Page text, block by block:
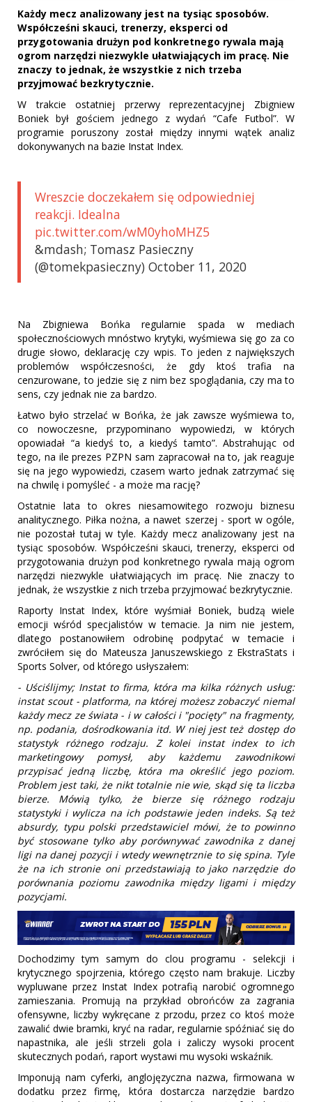
Każdy mecz analizowany jest na tysiąc sposobów.
Współcześni skauci, trenerzy, eksperci od
przygotowania drużyn pod konkretnego rywala mają
ogrom narzędzi niezwykle ułatwiających im pracę. Nie
znaczy to jednak, że wszystkie z nich trzeba
przyjmować bezkrytycznie.
W trakcie ostatniej przerwy reprezentacyjnej Zbigniew
Boniek był gościem jednego z wydań “Cafe Futbol”. W
programie poruszony został między innymi wątek analiz
dokonywanych na bazie Instat Index.
Wreszcie doczekałem się odpowiedniej
reakcji. Idealna
pic.twitter.com/wM0yhoMHZ5
&mdash; Tomasz Pasieczny
(@tomekpasieczny) October 11, 2020
Na Zbigniewa Bońka regularnie spada w mediach
społecznościowych mnóstwo krytyki, wyśmiewa się go za co
drugie słowo, deklarację czy wpis. To jeden z największych
problemów współczesności, że gdy ktoś trafia na
cenzurowane, to jedzie się z nim bez spoglądania, czy ma to
sens, czy jednak nie za bardzo.
Łatwo było strzelać w Bońka, że jak zawsze wyśmiewa to,
co nowoczesne, przypominano wypowiedzi, w których
opowiadał “a kiedyś to, a kiedyś tamto”. Abstrahując od
tego, na ile prezes PZPN sam zapracował na to, jak reaguje
się na jego wypowiedzi, czasem warto jednak zatrzymać się
na chwilę i pomyśleć - a może ma rację?
Ostatnie lata to okres niesamowitego rozwoju biznesu
analitycznego. Piłka nożna, a nawet szerzej - sport w ogóle,
nie pozostał tutaj w tyle. Każdy mecz analizowany jest na
tysiąc sposobów. Współcześni skauci, trenerzy, eksperci od
przygotowania drużyn pod konkretnego rywala mają ogrom
narzędzi niezwykle ułatwiających im pracę. Nie znaczy to
jednak, że wszystkie z nich trzeba przyjmować bezkrytycznie.
Raporty Instat Index, które wyśmiał Boniek, budzą wiele
emocji wśród specjalistów w temacie. Ja nim nie jestem,
dlatego postanowiłem odrobinę podpytać w temacie i
zwróciłem się do Mateusza Januszewskiego z EkstraStats i
Sports Solver, od którego usłyszałem:
- Uściślijmy; Instat to firma, która ma kilka różnych usług:
instat scout - platforma, na której możesz zobaczyć niemal
każdy mecz ze świata - i w całości i "pocięty" na fragmenty,
np. podania, dośrodkowania itd. W niej jest też dostęp do
statystyk różnego rodzaju. Z kolei instat index to ich
marketingowy pomysł, aby każdemu zawodnikowi
przypisać jedną liczbę, która ma określić jego poziom.
Problem jest taki, że nikt totalnie nie wie, skąd się ta liczba
bierze. Mówią tylko, że bierze się różnego rodzaju
statystyki i wylicza na ich podstawie jeden indeks. Są też
absurdy, typu polski przedstawiciel mówi, że to powinno
być stosowane tylko aby porównywać zawodnika z danej
ligi na danej pozycji i wtedy wewnętrznie to się spina. Tyle
że na ich stronie oni przedstawiają to jako narzędzie do
porównania poziomu zawodnika między ligami i między
pozycjami.
Dochodzimy tym samym do clou programu - selekcji i
krytycznego spojrzenia, którego często nam brakuje. Liczby
wypluwane przez Instat Index potrafią narobić ogromnego
zamieszania. Promują na przykład obrońców za zagrania
ofensywne, liczby wykręcane z przodu, przez co ktoś może
zawalić dwie bramki, kryć na radar, regularnie spóźniać się do
napastnika, ale jeśli strzeli gola i zaliczy wysoki procent
skutecznych podań, raport wystawi mu wysoki wskaźnik.
Imponują nam cyferki, anglojęzyczna nazwa, firmowana w
dodatku przez firmę, która dostarcza narzędzie bardzo